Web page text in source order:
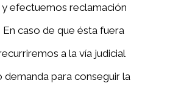
efectuemos reclamación
En caso de que ésta fuera
a la vía judicial
para conseguir la